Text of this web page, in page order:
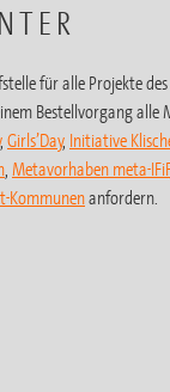
für alle Projekte des
Bestellvorgang alle
, Girls’Day, Initiative
, Metavorhaben meta-IFiF
Kommunenanfordern.